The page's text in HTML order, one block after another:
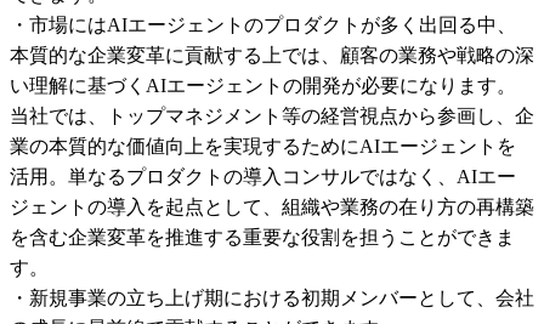
・市場にはAIエージェントのプロダクトが多く出回る中、
本質的な企業変革に貢献する上では、顧客の業務や戦略の深
い理解に基づくAIエージェントの開発が必要になります。
当社では、トップマネジメント等の経営視点から参画し、企
業の本質的な価値向上を実現するためにAIエージェントを
活用。単なるプロダクトの導入コンサルではなく、AIエー
ジェントの導入を起点として、組織や業務の在り方の再構築
を含む企業変革を推進する重要な役割を担うことができま
す。
・新規事業の立ち上げ期における初期メンバーとして、会社